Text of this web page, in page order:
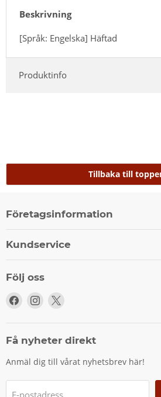
Beskrivning
[Språk: Engelska] Häftad
Produktinfo
Tillbaka till
Företagsinformation
Kundservice
Följ oss
Följ
Facebook
Följ
Instagram
X
Få nyheter direkt
Anmäl dig till vårat nyhetsbrev här!
E-postadress